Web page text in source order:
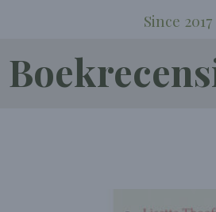
Since 2017